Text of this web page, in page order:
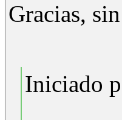
Gracias,
Iniciado